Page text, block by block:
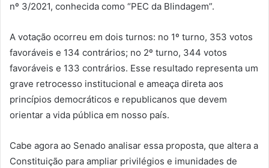
nº 3/2021, conhecida como “PEC da Blindagem”.
A votação ocorreu em dois turnos: no 1º turno, 353 votos
favoráveis e 134 contrários; no 2º turno, 344 votos
favoráveis e 133 contrários. Esse resultado representa um
grave retrocesso institucional e ameaça direta aos
princípios democráticos e republicanos que devem
orientar a vida pública em nosso país.
Cabe agora ao Senado analisar essa proposta, que altera a
Constituição para ampliar privilégios e imunidades de